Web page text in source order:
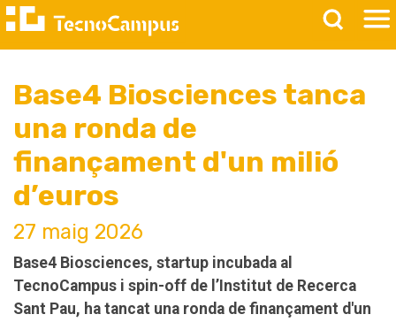
Base4 Biosciences tanca
una ronda de
finançament d'un milió
d’euros
27 maig 2026
Base4 Biosciences, startup incubada al
TecnoCampus i spin-off de l’Institut de Recerca
Sant Pau, ha tancat una ronda de finançament d'un